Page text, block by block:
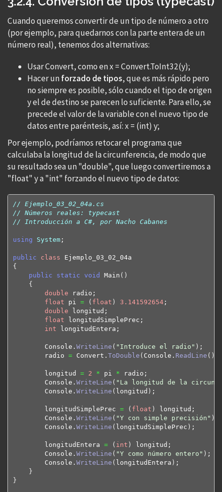
Cuando queremos convertir de un tipo de número a otro
(por ejemplo, para quedarnos con la parte entera de un
número real), tenemos dos alternativas:
Usar Convert, como en x = Convert.ToInt32(y);
Hacer unforzado de tipos, que es más rápido pero
no siempre es posible, sólo cuando el tipo de origen
y el de destino se parecen lo suficiente. Para ello, se
precede el valor de la variable con el nuevo tipo de
datos entre paréntesis, así: x = (int) y;
Por ejemplo, podríamos retocar el programa que
calculaba la longitud de la circunferencia, de modo que
su resultado sea un "double", que luego convertiremos a
"float" y a "int" forzando el nuevo tipo de datos:
// Ejemplo_03_02_04a.cs
// Números reales: typecast
// Introducción a C#, por Nacho Cabanes
using System;
public class
{
public
static void Main ( )
{
double radio;
float pi = ( float ) 3.141592654;
double longitud;
float longitudSimplePrec;
int longitudEntera;
        Console.
WriteLine ( "Introduce el radio" ) ;
        radio
= Convert. ToDouble ( Console. ReadLine ( )
        longitud
= 2 * pi * radio;
        Console.
WriteLine ( "La longitud de la
        Console.
WriteLine ( longitud ) ;
        longitudSimplePrec
= ( float )
longitud;
        Console.
WriteLine ( "Y con simple precisión" )
        Console.
WriteLine ( longitudSimplePrec ) ;
        longitudEntera
= ( int )
longitud;
        Console.
WriteLine ( "Y como número entero" ) ;
        Console.
WriteLine ( longitudEntera ) ;
}
}